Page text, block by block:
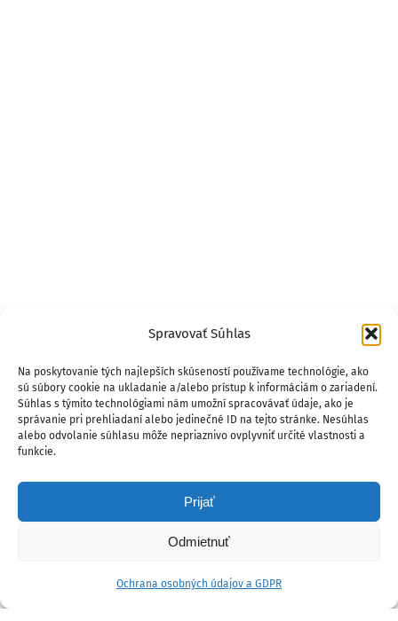
Spravovať Súhlas
Na poskytovanie tých najlepších skúseností používame technológie, ako
sú súbory cookie na ukladanie a/alebo prístup k informáciám o zariadení.
Súhlas s týmito technológiami nám umožní spracovávať údaje, ako je
správanie pri prehliadaní alebo jedinečné ID na tejto stránke. Nesúhlas
alebo odvolanie súhlasu môže nepriaznivo ovplyvniť určité vlastnosti a
funkcie.
Prijať
Odmietnuť
Ochrana osobných údajov a GDPR